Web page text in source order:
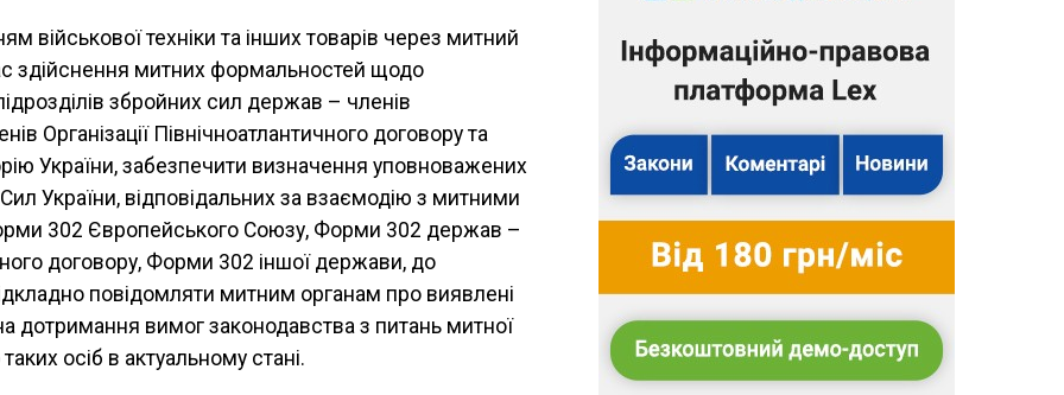
військової техніки та інших товарів через митний
здійснення митних формальностей щодо
збройних сил держав – членів
Організації Північноатлантичного договору та
України, забезпечити визначення уповноважених
України, відповідальних за взаємодію з митними
302 Європейського Союзу, Форми 302 держав –
договору, Форми 302 іншої держави, до
повідомляти митним органам про виявлені
дотримання вимог законодавства з питань митної
осіб в актуальному стані.